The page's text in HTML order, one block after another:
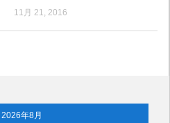
11月 21, 2016
2026年8月